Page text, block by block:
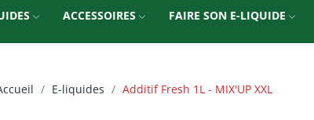
ACCESSOIRES FAIRE SON E-LIQUIDE
E-liquides Additif Fresh 1L - MIX'UP XXL